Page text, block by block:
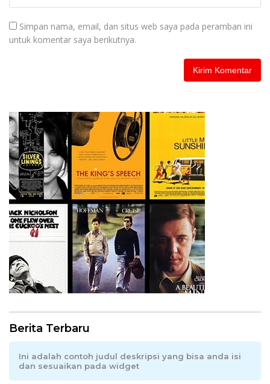
Simpan nama, email, dan situs web saya pada peramban ini
untuk komentar saya berikutnya.
Berita Terbaru
Ini adalah contoh judul deskripsi yang bisa anda isi
dan sesuaikan pada widget